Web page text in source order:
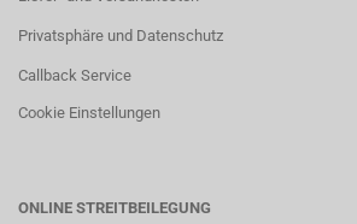
Privatsphäre und Datenschutz
Callback Service
Cookie Einstellungen
ONLINE STREITBEILEGUNG